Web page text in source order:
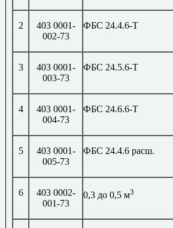
2
403 0001-
002-73
ФБС 24.4.6-Т
3
403 0001-
003-73
ФБС 24.5.6-Т
4
403 0001-
004-73
ФБС 24.6.6-Т
5
403 0001-
005-73
ФБС 24.4.6 расш.
6
403 0002-
001-73
0,3 до 0,5 м3